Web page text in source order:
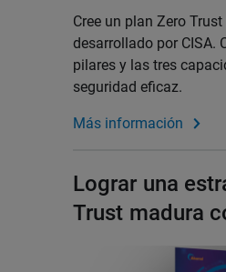
Cree un plan Zero
desarrollado por CISA.
pilares y las tres
seguridad eficaz.
Más información
Lograr una
Trust madura